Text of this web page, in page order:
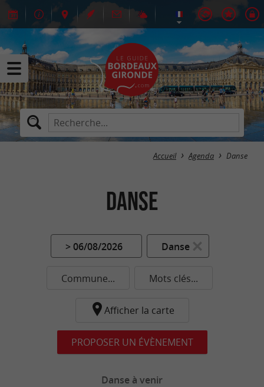
Accueil Agenda Danse
Danse
> 06/08/2026 Danse
Commune... Mots clés...
Afficher la carte
PROPOSER UN ÉVÈNEMENT
Danse à venir